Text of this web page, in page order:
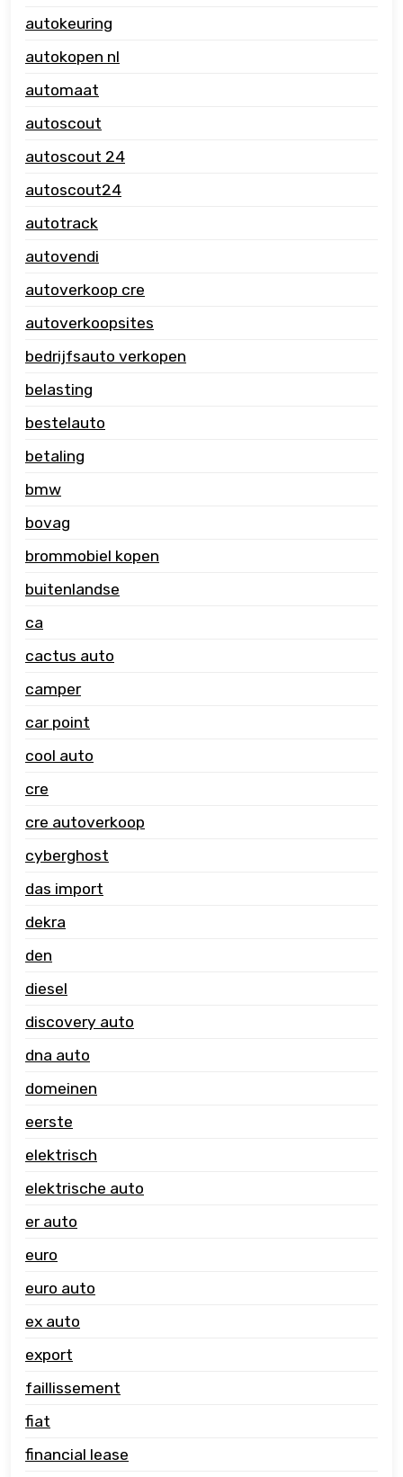
autokeuring
autokopen nl
automaat
autoscout
autoscout 24
autoscout24
autotrack
autovendi
autoverkoop cre
autoverkoopsites
bedrijfsauto verkopen
belasting
bestelauto
betaling
bmw
bovag
brommobiel kopen
buitenlandse
ca
cactus auto
camper
car point
cool auto
cre
cre autoverkoop
cyberghost
das import
dekra
den
diesel
discovery auto
dna auto
domeinen
eerste
elektrisch
elektrische auto
er auto
euro
euro auto
ex auto
export
faillissement
fiat
financial lease